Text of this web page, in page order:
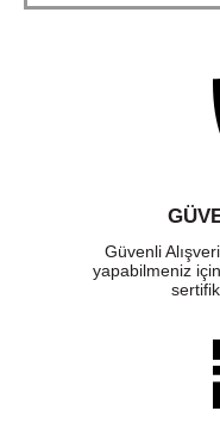
Güvenli
yapabilmeniz